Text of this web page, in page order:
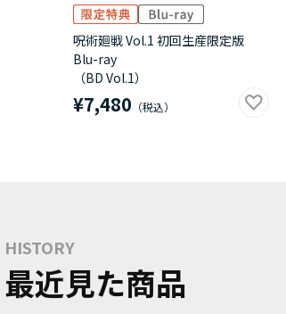
呪術廻戦 Vol.1 初回生産限定版
Blu-ray
（BD Vol.1）
¥7,480
HISTORY
最近見た商品